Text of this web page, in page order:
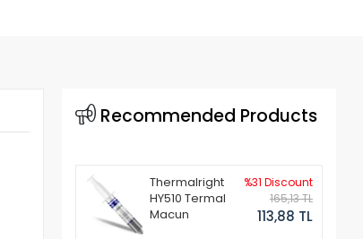
Recommended Products
Thermalright
HY510 Termal
Macun
%31 Discount
165,13 TL
113,88 TL